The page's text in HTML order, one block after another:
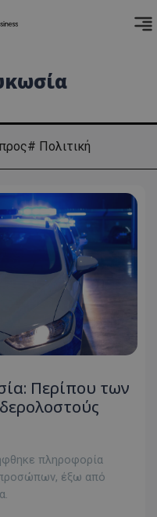
# Πολιτική
Περίπου των
πληροφορία
προσώπων, έξω από